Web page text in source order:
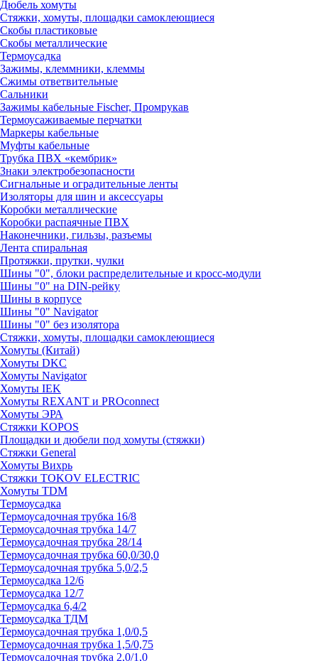
Дюбель хомуты
Стяжки, хомуты, площадки самоклеющиеся
Скобы пластиковые
Скобы металлические
Термоусадка
Зажимы, клеммники, клеммы
Сжимы ответвительные
Сальники
Зажимы кабельные Fischer, Промрукав
Термоусаживаемые перчатки
Маркеры кабельные
Муфты кабельные
Трубка ПВХ «кембрик»
Знаки электробезопасности
Сигнальные и оградительные ленты
Изоляторы для шин и аксессуары
Коробки металлические
Коробки распаячные ПВХ
Наконечники, гильзы, разъемы
Лента спиральная
Протяжки, прутки, чулки
Шины "0", блоки распределительные и кросс-модули
Шины "0" на DIN-рейку
Шины в корпусе
Шины "0" Navigator
Шины "0" без изолятора
Стяжки, хомуты, площадки самоклеющиеся
Хомуты (Китай)
Хомуты DKC
Хомуты Navigator
Хомуты IEK
Хомуты REXANT и PROconnect
Хомуты ЭРА
Стяжки KOPOS
Площадки и дюбели под хомуты (стяжки)
Стяжки General
Хомуты Вихрь
Стяжки TOKOV ELECTRIC
Хомуты TDM
Термоусадка
Термоусадочная трубка 16/8
Термоусадочная трубка 14/7
Термоусадочная трубка 28/14
Термоусадочная трубка 60,0/30,0
Термоусадочная трубка 5,0/2,5
Термоусадка 12/6
Термоусадка 12/7
Термоусадка 6,4/2
Термоусадка ТДМ
Термоусадочная трубка 1,0/0,5
Термоусадочная трубка 1,5/0,75
Термоусадочная трубка 2,0/1,0